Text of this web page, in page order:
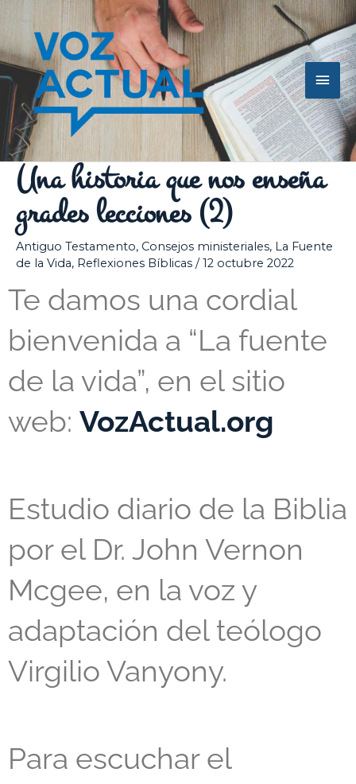
contenido
Una historia que nos enseña
grades lecciones (2)
Antiguo Testamento, Consejos ministeriales, La Fuente
de la Vida, Reflexiones Bíblicas /12 octubre 2022
Te damos una cordial
bienvenida a “La fuente
de la vida”, en el sitio
web: VozActual.org
Estudio diario de la Biblia
por el Dr. John Vernon
Mcgee, en la voz y
adaptación del teólogo
Virgilio Vanyony.
Para escuchar el